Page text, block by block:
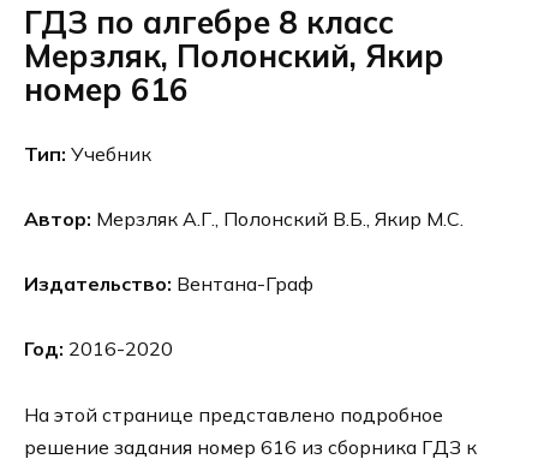
ГДЗ по алгебре 8 класс
Мерзляк, Полонский, Якир
номер 616
Тип: Учебник
Автор: Мерзляк А.Г., Полонский В.Б., Якир М.С.
Издательство: Вентана-Граф
Год: 2016-2020
На этой странице представлено подробное
решение задания номер 616 из сборника ГДЗ к